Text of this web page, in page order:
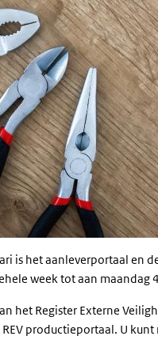
is het aanleverportaal en
week tot aan
het Register Externe
productieportaal. U